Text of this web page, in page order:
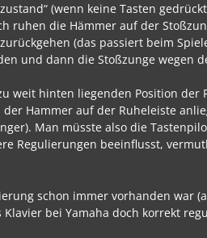
(wenn keine Tasten
ruhen die Hämmer auf der
(das passiert beim
und dann die Stoßzunge wegen
weit hinten liegenden Position der
Hammer auf der Ruheleiste
Man müsste also die
Regulierungen beeinflusst,
schon immer vorhanden war
bei Yamaha doch korrekt